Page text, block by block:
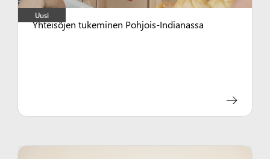
Uusi
Yhteisöjen tukeminen Pohjois-Indianassa